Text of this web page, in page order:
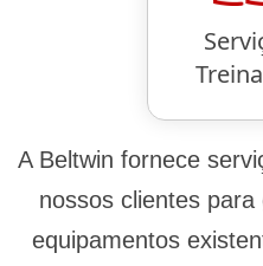
A Beltwin fornece
nossos clientes
equipamentos